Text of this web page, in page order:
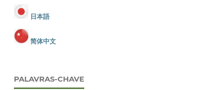
日本語
简体中文
PALAVRAS-CHAVE